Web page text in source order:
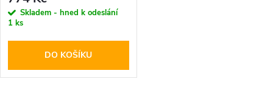
o
d
r
o
d
Skladem - hned k odeslání
1 ks
DO KOŠÍKU